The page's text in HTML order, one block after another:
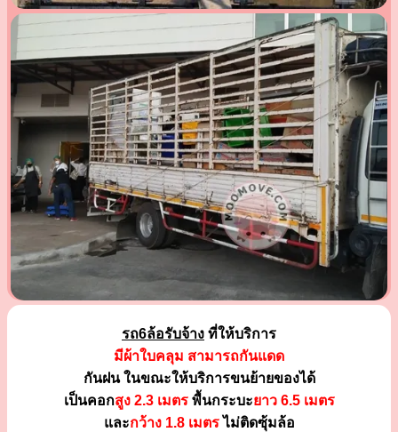
รถ6ล้อรับจ้าง ที่ให้บริการ
มีผ้าใบคลุม สามารถกันแดด
กันฝน ในขณะให้บริการขนย้ายของได้
เป็นคอกสูง 2.3 เมตรพื้นกระบะยาว 6.5 เมตร
และกว้าง 1.8 เมตรไม่ติดซุ้มล้อ